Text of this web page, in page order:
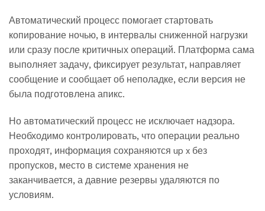
Автоматический процесс помогает стартовать
копирование ночью, в интервалы сниженной нагрузки
или сразу после критичных операций. Платформа сама
выполняет задачу, фиксирует результат, направляет
сообщение и сообщает об неполадке, если версия не
была подготовлена апикс.
Но автоматический процесс не исключает надзора.
Необходимо контролировать, что операции реально
проходят, информация сохраняются up x без
пропусков, место в системе хранения не
заканчивается, а давние резервы удаляются по
условиям.